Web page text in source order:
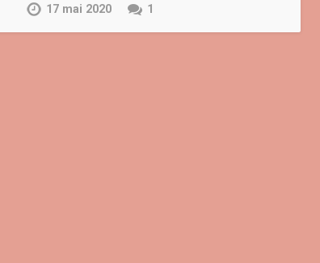
17 mai 2020 1